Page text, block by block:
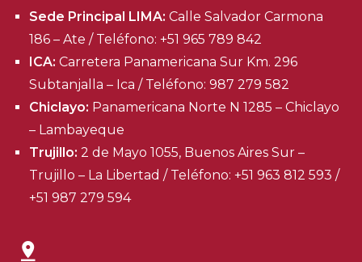
Sede Principal LIMA: Calle Salvador Carmona
186 – Ate / Teléfono: +51 965 789 842
ICA: Carretera Panamericana Sur Km. 296
Subtanjalla – Ica / Teléfono: 987 279 582
Chiclayo: Panamericana Norte N 1285 – Chiclayo
– Lambayeque
Trujillo: 2 de Mayo 1055, Buenos Aires Sur –
Trujillo – La Libertad / Teléfono: +51 963 812 593 /
+51 987 279 594